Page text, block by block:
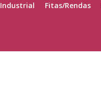
Industrial Fitas/Rendas